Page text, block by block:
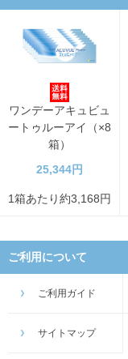
ワンデーアキュビュ
ートゥルーアイ（×8
箱）
25,344円
1箱あたり約3,168円
ご利用について
ご利用ガイド
サイトマップ